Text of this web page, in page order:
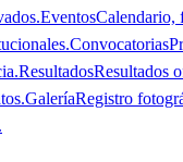
EventosCalendario,
Convocatorias
ResultadosResultados
GaleríaRegistro